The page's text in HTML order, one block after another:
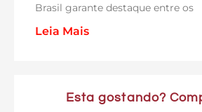
Brasil garante destaque entre os
Leia Mais
Esta gostando?